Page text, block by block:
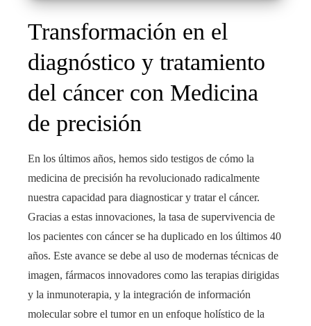
Transformación en el
diagnóstico y tratamiento
del cáncer con Medicina
de precisión
En los últimos años, hemos sido testigos de cómo la
medicina de precisión ha revolucionado radicalmente
nuestra capacidad para diagnosticar y tratar el cáncer.
Gracias a estas innovaciones, la tasa de supervivencia de
los pacientes con cáncer se ha duplicado en los últimos 40
años. Este avance se debe al uso de modernas técnicas de
imagen, fármacos innovadores como las terapias dirigidas
y la inmunoterapia, y la integración de información
molecular sobre el tumor en un enfoque holístico de la